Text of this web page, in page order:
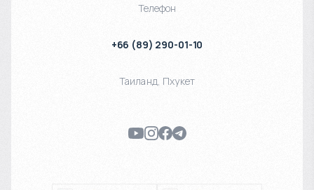
Телефон
+66 (89) 290-01-10
Таиланд Пхукет